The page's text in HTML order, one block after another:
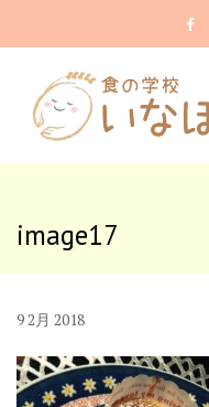
image17
92月 2018